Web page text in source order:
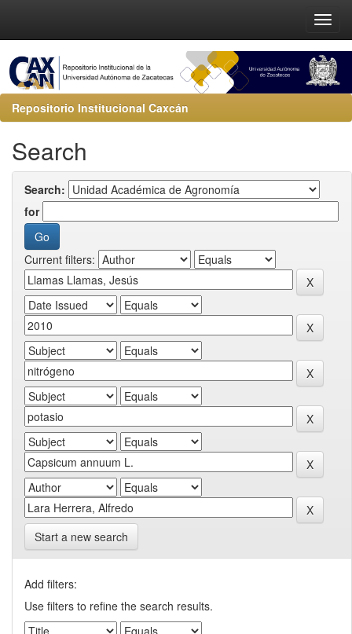
Repositorio Institucional Caxcán
Search
Search:
for
Current filters:
Start a new search
Add filters:
Use filters to refine the search results.